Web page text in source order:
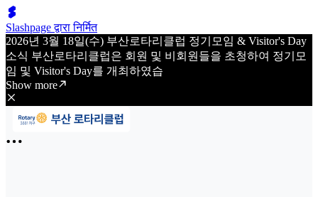
Slashpage द्वारा निर्मित
2026년 3월 18일(수) 부산로타리클럽 정기모임 & Visitor's Day
소식 부산로타리클럽은 회원 및 비회원들을 초청하여 정기모
임 및 Visitor's Day를 개최하였습
Show more